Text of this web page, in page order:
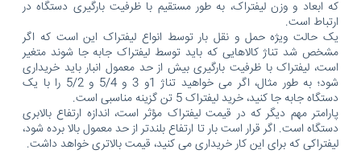
که ابعاد و وزن لیفتراک، به طور مستقیم با ظرفیت بارگیری دستگاه در
ارتباط است.
یک حالت ویژه حمل و نقل بار توسط انواع لیفتراک این است که اگر
مشخص شد تناژ کالاهایی که باید توسط لیفتراک جابه جا شوند متغیر
است، لیفتراک با ظرفیت بارگیری بیش از حد معمول انبار باید خریداری
شود؛ به طور مثال، اگر می خواهید تناژ 1و 3 و 5/4 و 5/2 را با یک
دستگاه جابه جا کنید، خرید لیفتراک 5 تن گزینه مناسبی است.
پارامتر مهم دیگر که در قیمت لیفتراک مؤثر است، اندازه ارتفاع بالابری
دستگاه است. اگر قرار است بار تا ارتفاع بلندتر از حد معمول بالا برده شود،
لیفتراکی که برای این کار خریداری می کنید، قیمت بالاتری خواهد داشت.